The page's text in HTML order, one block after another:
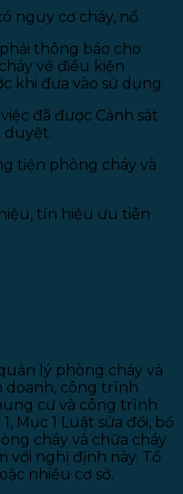
nguy cơ cháy, nổ.
thông báo cho
về điều kiện
khi đưa vào sử dụng.
đã được Cảnh sát
duyệt.
tiện phòng cháy và
tín hiệu ưu tiên
lý phòng cháy và
doanh, công trình
cư và công trình
Mục 1 Luật sửa đổi, bổ
cháy và chữa cháy
với nghị định này. Tổ
nhiều cơ sở.